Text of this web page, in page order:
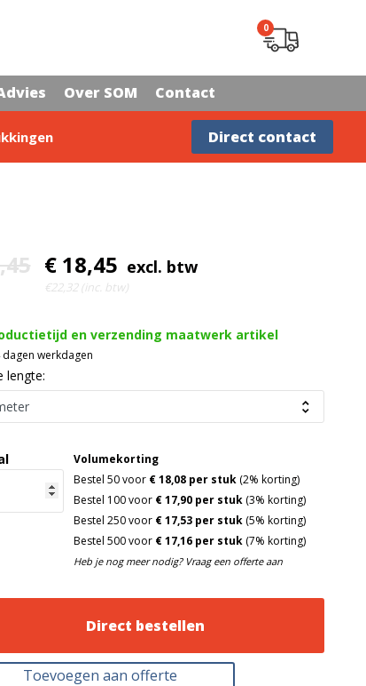
0
Over SOM Contact
Direct contact
€ 18,45 excl. btw
€22,32 (inc. btw)
en verzending maatwerk artikel
dagen werkdagen
lengte:
Volumekorting
Bestel 50 voor € 18,08 per stuk (2% korting)
Bestel 100 voor € 17,90 per stuk (3% korting)
Bestel 250 voor € 17,53 per stuk (5% korting)
Bestel 500 voor € 17,16 per stuk (7% korting)
Heb je nog meer nodig? Vraag een offerte aan
Direct bestellen
Toevoegen aan offerte